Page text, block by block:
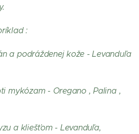
:
a podráždenej kože - Levanduľa
mykózam - Oregano , Palina ,
a kliešťom - Levanduľa,